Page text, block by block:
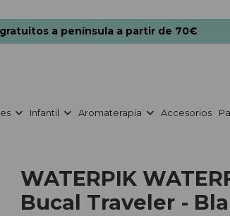
a península a partir de 70€
Infantil Aromaterapia Accesorios
WATERPIK
Bucal Traveler -